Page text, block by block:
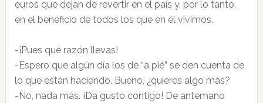
euros que dejan de revertir en el país y, por lo tanto,
en el beneficio de todos los que en él vivimos.
-¡Pues qué razón llevas!
-Espero que algún día los de “a pié” se den cuenta de
lo que están haciendo. Bueno, ¿quieres algo más?
-No, nada más. ¡Da gusto contigo! De antemano